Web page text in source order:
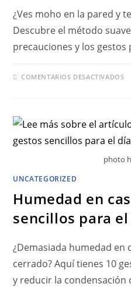
¿Ves moho en la pared y
Descubre el método
precauciones y los
COMENTARIOS DESACTIVADOS
photo
UNCATEGORIZED
Humedad en
sencillos para
¿Demasiada humedad en
cerrado? Aquí tienes 10
y reducir la condensación